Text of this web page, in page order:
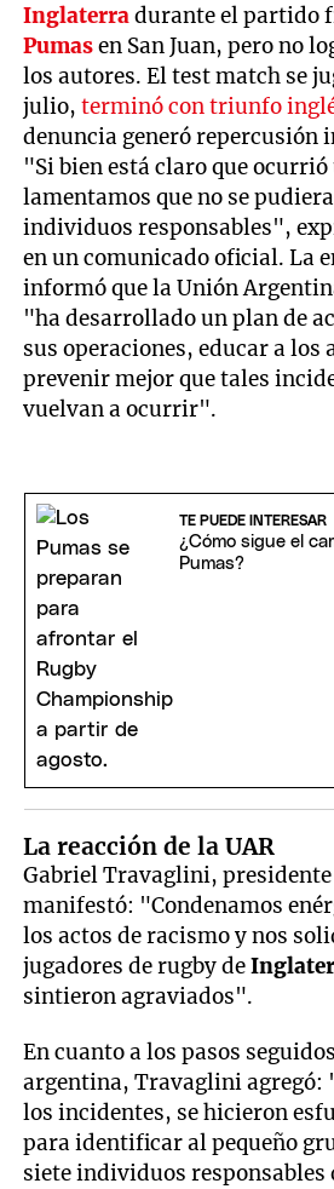
Inglaterradurante el partido
Pumasen San Juan, pero no
los autores. El test match se
julio,terminó con triunfo
denuncia generó repercusión
"Si bien está claro que
lamentamos que no se
individuos responsables",
en un comunicado oficial. La
informó que la Unión
"ha desarrollado un plan de
sus operaciones, educar a los
prevenir mejor que tales
vuelvan a ocurrir".
TE PUEDE INTERESAR
¿Cómo sigue el
Pumas?
La reacción de la UAR
Gabriel Travaglini,
manifestó: "Condenamos
los actos de racismo y nos
jugadores de rugby de
sintieron agraviados".
En cuanto a los pasos
argentina, Travaglini agregó:
los incidentes, se hicieron
para identificar al pequeño
siete individuos responsables